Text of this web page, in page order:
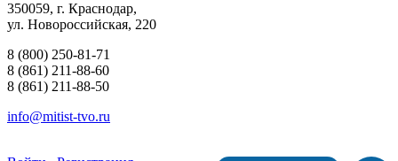
350059, г. Краснодар,
ул. Новороссийская, 220
8 (800) 250-81-71
8 (861) 211-88-60
8 (861) 211-88-50
info@mitist-tvo.ru